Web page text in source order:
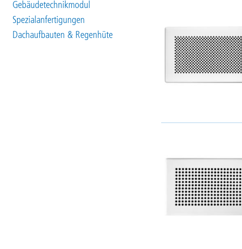
Gebäudetechnikmodul
Spezialanfertigungen
Dachaufbauten & Regenhüte